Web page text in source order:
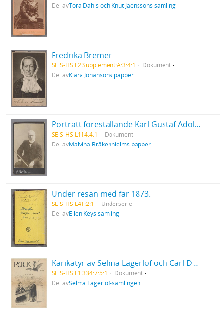
Del avTora Dahls och Knut Jaenssons samling
Fredrika Bremer
SE S-HS L2:Supplement:A:3:4:1
Dokument
Del avKlara Johansons papper
Porträtt föreställande Karl Gustaf Adolf Brand
SE S-HS L114:4:1
Dokument
Del avMalvina Bråkenhielms papper
Under resan med far 1873.
SE S-HS L41:2:1
Underserie
Del avEllen Keys samling
Karikatyr av Selma Lagerlöf och Carl David af Wirsén
SE S-HS L1:334:7:5:1
Dokument
Del avSelma Lagerlöf-samlingen